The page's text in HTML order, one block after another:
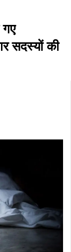
गए
सदस्यों की